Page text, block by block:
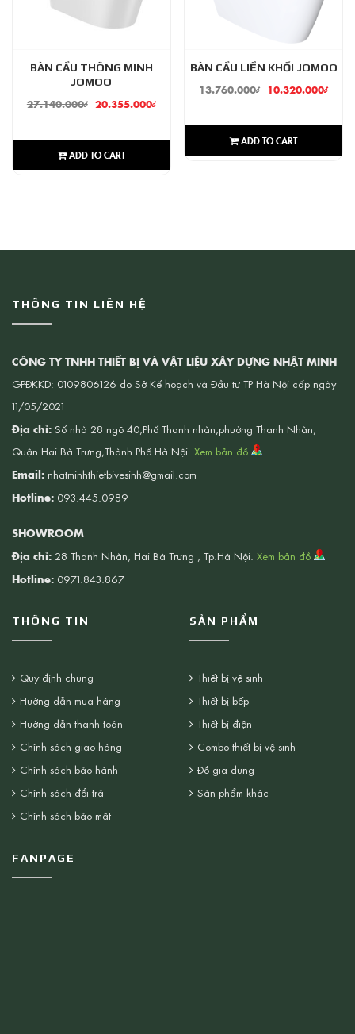
BÀN CẦU THÔNG MINH
JOMOO
27.140.000₫ 20.355.000₫
ADD TO CART
BÀN CẦU LIỀN KHỐI JOMOO
13.760.000₫ 10.320.000₫
ADD TO CART
THÔNG TIN LIÊN HỆ
CÔNG TY TNHH THIẾT BỊ VÀ VẬT LIỆU XÂY DỰNG NHẬT MINH
GPĐKKD: 0109806126 do Sở Kế hoạch và Đầu tư TP Hà Nội cấp ngày
11/05/2021
Địa chỉ: Số nhà 28 ngõ 40,Phố Thanh nhàn,phường Thanh Nhàn,
Quận Hai Bà Trưng,Thành Phố Hà Nội. Xem bản đồ
Email: nhatminhthietbivesinh@gmail.com
Hotline: 093.445.0989
SHOWROOM
Địa chỉ: 28 Thanh Nhàn, Hai Bà Trưng , Tp.Hà Nội. Xem bản đồ
Hotline: 0971.843.867
THÔNG TIN
Quy định chung
Hướng dẫn mua hàng
Hướng dẫn thanh toán
Chính sách giao hàng
Chính sách bảo hành
Chính sách đổi trả
Chính sách bảo mật
SẢN PHẨM
Thiết bị vệ sinh
Thiết bị bếp
Thiết bị điện
Combo thiết bị vệ sinh
Đồ gia dụng
Sản phẩm khác
FANPAGE